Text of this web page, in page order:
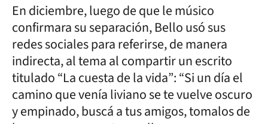
En diciembre, luego de que le músico
confirmara su separación, Bello usó sus
redes sociales para referirse, de manera
indirecta, al tema al compartir un escrito
titulado “La cuesta de la vida”: “Si un día el
camino que venía liviano se te vuelve oscuro
y empinado, buscá a tus amigos, tomalos de